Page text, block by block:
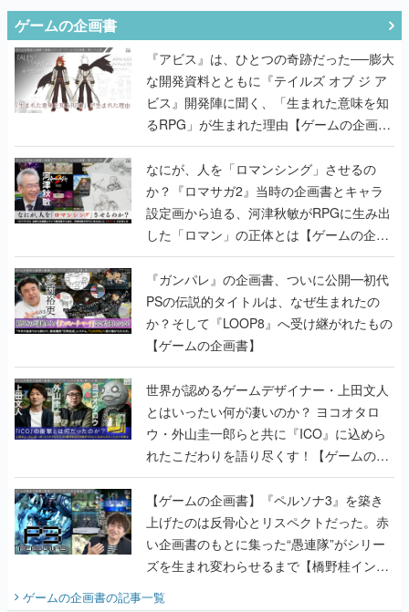
ゲームの企画書
『アビス』は、ひとつの奇跡だった──膨大
な開発資料とともに『テイルズ オブ ジ ア
ビス』開発陣に聞く、「生まれた意味を知
るRPG」が生まれた理由【ゲームの企画
書】
なにが、人を「ロマンシング」させるの
か？『ロマサガ2』当時の企画書とキャラ
設定画から迫る、河津秋敏がRPGに生み出
した「ロマン」の正体とは【ゲームの企画
書】
『ガンパレ』の企画書、ついに公開━初代
PSの伝説的タイトルは、なぜ生まれたの
か？そして『LOOP8』へ受け継がれたもの
【ゲームの企画書】
世界が認めるゲームデザイナー・上田文人
とはいったい何が凄いのか？ ヨコオタロ
ウ・外山圭一郎らと共に『ICO』に込めら
れたこだわりを語り尽くす！【ゲームの企
画書】
【ゲームの企画書】『ペルソナ3』を築き
上げたのは反骨心とリスペクトだった。赤
い企画書のもとに集った“愚連隊”がシリー
ズを生まれ変わらせるまで【橋野桂インタ
ビュー】
ゲームの企画書の記事一覧